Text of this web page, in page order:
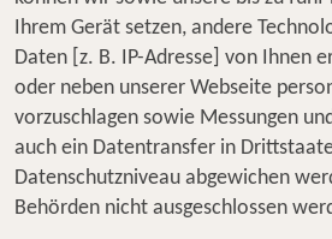
Ausflüge
Camper
Von wo?
Beliebig
Wer reist mit?
2 Erwachsene
Ihrem Gerät setzen, andere
Daten [z. B. IP-Adresse] von Ihnen
oder neben unserer Webseite
vorzuschlagen sowie Messungen
auch ein Datentransfer in
Datenschutzniveau abgewichen
Behörden nicht ausgeschlossen